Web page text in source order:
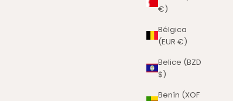
€)
Bélgica
(EUR €)
Belice (BZD
$)
Benín (XOF